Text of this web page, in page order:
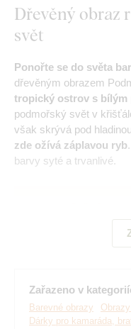
Dřevěný obraz
svět
Ponořte se do světa
dřevěným obrazem
tropický ostrov s bílým
podmořský svět v
však skrývá pod
zde ožívá záplavou ryb
barvy syté a trvanlivé.
Zařazeno v
Barevné obrazy
Dárky pro kamaráda,